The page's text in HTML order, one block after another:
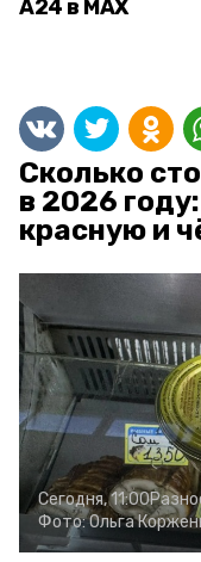
А24 в MAX
Сколько
в 2026
красную и
Сегодня, 11:00
Фото:Ольга